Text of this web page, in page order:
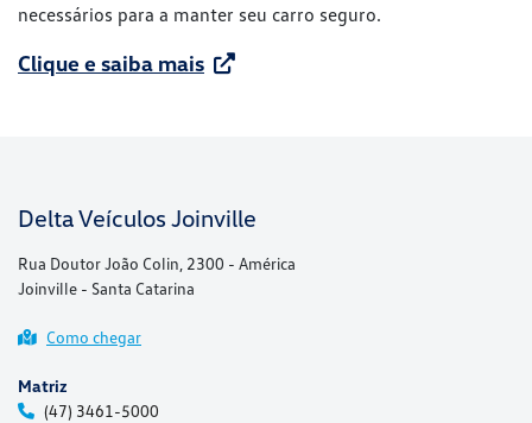
necessários para a manter seu carro seguro.
Clique e saiba mais
Delta Veículos Joinville
Rua Doutor João Colin, 2300 - América
Joinville - Santa Catarina
Como chegar
Matriz
(47) 3461-5000